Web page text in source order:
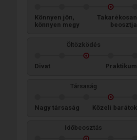
Könnyen jön,
könnyen megy
Takarékosan
beosztja
Öltözködés
Divat Praktikum
Társaság
Nagy társaság Közeli barátok
Időbeosztás